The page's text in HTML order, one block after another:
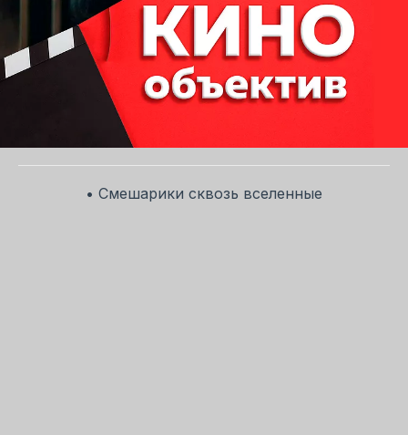
• Смешарики сквозь вселенные